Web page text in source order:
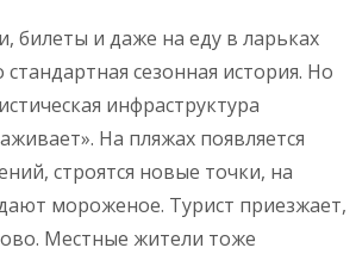
билеты и даже на еду в ларьках
сезонная история. Но
инфраструктура
На пляжах появляется
строятся новые точки, на
мороженое. Турист приезжает,
Местные жители тоже